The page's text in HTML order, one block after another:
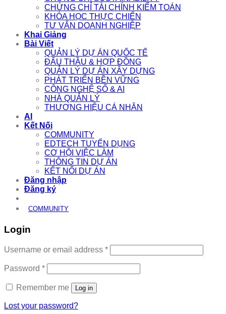
CHỨNG CHỈ TÀI CHÍNH KIỂM TOÁN
KHÓA HỌC THỰC CHIẾN
TƯ VẤN DOANH NGHIỆP
Khai Giảng
Bài Viết
QUẢN LÝ DỰ ÁN QUỐC TẾ
ĐẤU THẦU & HỢP ĐỒNG
QUẢN LÝ DỰ ÁN XÂY DỰNG
PHÁT TRIỂN BỀN VỮNG
CÔNG NGHỆ SỐ & AI
NHÀ QUẢN LÝ
THƯƠNG HIỆU CÁ NHÂN
AI
Kết Nối
COMMUNITY
EDTECH TUYỂN DỤNG
CƠ HỘI VIỆC LÀM
THÔNG TIN DỰ ÁN
KẾT NỐI DỰ ÁN
Đăng nhập
Đăng ký
COMMUNITY
Login
Username or email address *Required
Password *Required
Remember me Log in
Lost your password?